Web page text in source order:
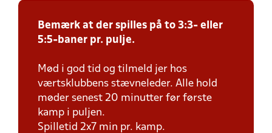
Bemærk at der spilles på to 3:3- eller
5:5-baner pr. pulje.
Mød i god tid og tilmeld jer hos
værtsklubbens stævneleder. Alle hold
møder senest 20 minutter før første
kamp i puljen.
Spilletid 2x7 min pr. kamp.